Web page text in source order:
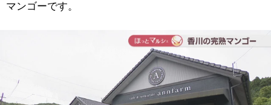
マンゴーです。